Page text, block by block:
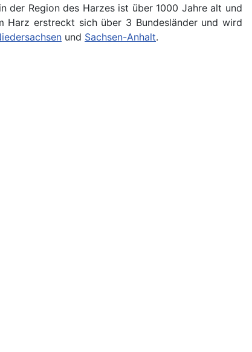
der Region des Harzes ist über 1000 Jahre alt und
Harz erstreckt sich über 3 Bundesländer und wird
und Sachsen-Anhalt.